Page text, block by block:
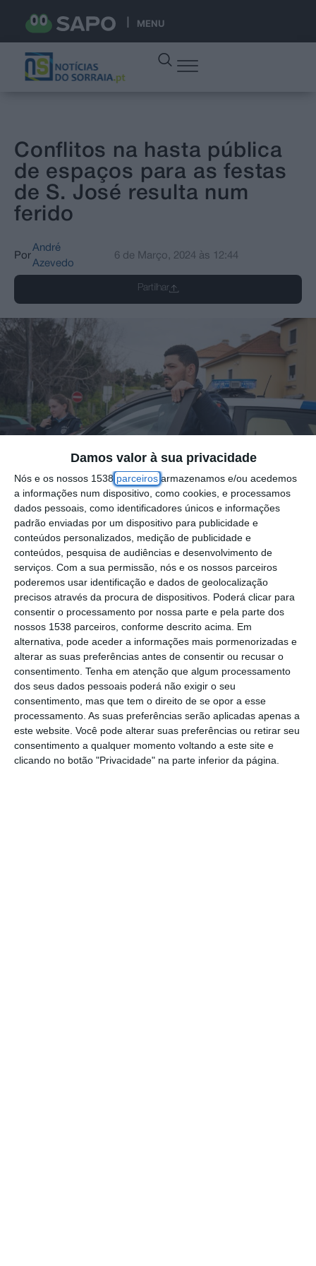
Damos valor à sua privacidade
Nós e os nossos 1538parceirosarmazenamos e/ou acedemos
a informações num dispositivo, como cookies, e processamos
dados pessoais, como identificadores únicos e informações
padrão enviadas por um dispositivo para publicidade e
conteúdos personalizados, medição de publicidade e
conteúdos, pesquisa de audiências e desenvolvimento de
serviços. Com a sua permissão, nós e os nossos parceiros
poderemos usar identificação e dados de geolocalização
precisos através da procura de dispositivos. Poderá clicar para
consentir o processamento por nossa parte e pela parte dos
nossos 1538 parceiros, conforme descrito acima. Em
alternativa, pode aceder a informações mais pormenorizadas e
alterar as suas preferências antes de consentir ou recusar o
consentimento. Tenha em atenção que algum processamento
dos seus dados pessoais poderá não exigir o seu
consentimento, mas que tem o direito de se opor a esse
processamento. As suas preferências serão aplicadas apenas a
este website. Você pode alterar suas preferências ou retirar seu
consentimento a qualquer momento voltando a este site e
clicando no botão "Privacidade" na parte inferior da página.
MENU
Conflitos na hasta pública
de espaços para as festas
de S. José resulta num
ferido
Por
André
Azevedo
6 de Março, 2024 às 12:44
Partilhar
Na hasta pública para a ocupação de
espaços comerciais nas festas de S. José, a
decorrer no Salão Nobre dos Paços do
Concelho, em Santarém, os ânimos
aqueceram entre alguns dos participantes,
acabando mesmo em agressões que
resultaram num ferido ligeiro, assistido no
local, segundo confirmou ao NS fonte da
Polícia de Segurança Pública de Santarém,
que já tinha disponibilizado agentes de